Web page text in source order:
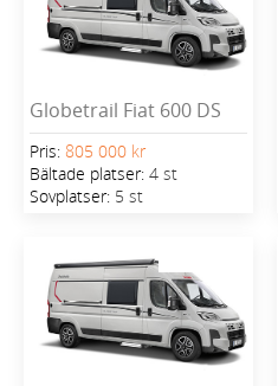
Globetrail Fiat 600 DS
Pris: 805 000 kr
Bältade platser: 4 st
Sovplatser: 5 st